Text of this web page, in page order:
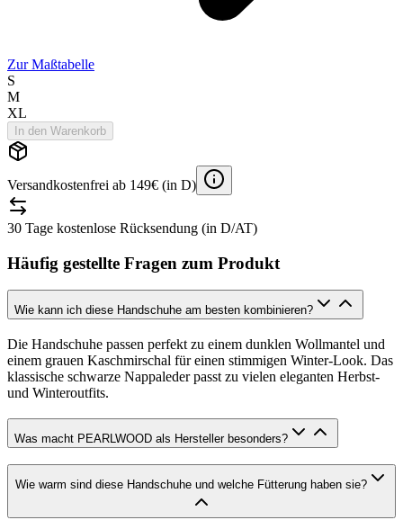
Zur Maßtabelle
S
M
XL
In den Warenkorb
Versandkostenfrei ab 149€ (in D)
30 Tage kostenlose Rücksendung (in D/AT)
Häufig gestellte Fragen zum Produkt
Wie kann ich diese Handschuhe am besten kombinieren?
Die Handschuhe passen perfekt zu einem dunklen Wollmantel und
einem grauen Kaschmirschal für einen stimmigen Winter-Look. Das
klassische schwarze Nappaleder passt zu vielen eleganten Herbst-
und Winteroutfits.
Was macht PEARLWOOD als Hersteller besonders?
Wie warm sind diese Handschuhe und welche Fütterung haben sie?